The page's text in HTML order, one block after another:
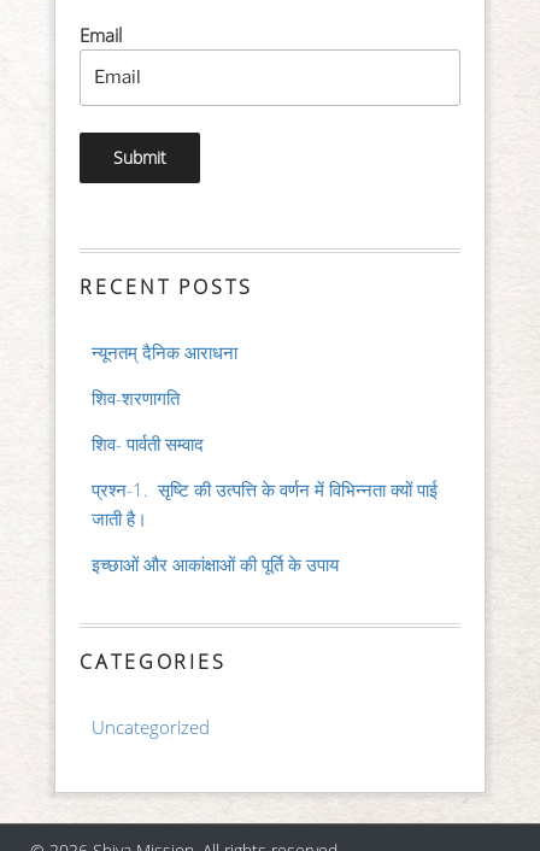
Email
RECENT POSTS
न्यूनतम् दैनिक आराधना
शिव-शरणागति
शिव- पार्वती सम्वाद
प्रश्न-1. सृष्टि की उत्पत्ति के वर्णन में विभिन्नता क्यों पाई
जाती है।
इच्छाओं और आकांक्षाओं की पूर्ति के उपाय
CATEGORIES
Uncategorized